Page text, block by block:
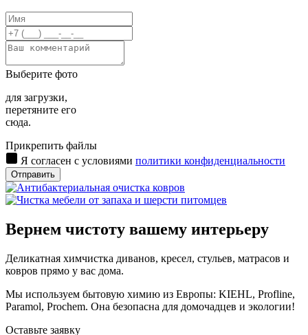
Выберите фото
для загрузки,
перетяните его
сюда.
Прикрепить файлы
Я согласен с условиями политики конфиденциальности
Отправить
Вернем чистоту вашему интерьеру
Деликатная химчистка диванов, кресел, стульев, матрасов и
ковров прямо у вас дома.
Мы используем бытовую химию из Европы: KIEHL, Proflinе,
Paramol, Prochem. Она безопасна для домочадцев и экологии!
Оставьте заявку